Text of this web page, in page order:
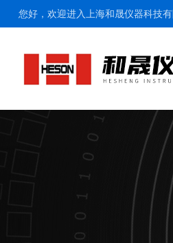
您好，欢迎进入上海和晟仪器科技有